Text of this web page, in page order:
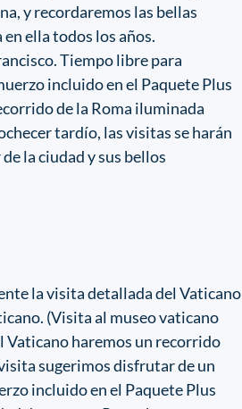
y recordaremos las bellas
en ella todos los años.
Tiempo libre para
incluido en el Paquete Plus
de la Roma iluminada
tardío, las visitas se harán
la ciudad y sus bellos
la visita detallada del Vaticano
(Visita al museo vaticano
Vaticano haremos un recorrido
sugerimos disfrutar de un
incluido en el Paquete Plus